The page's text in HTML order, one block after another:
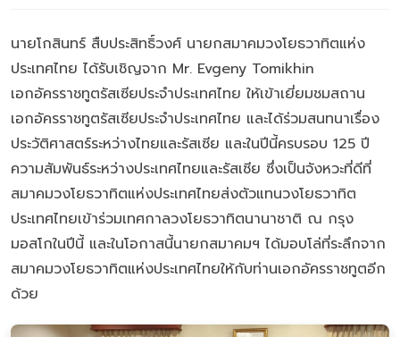
นายโกสินทร์ สืบประสิทธิ์วงศ์ นายกสมาคมวงโยธวาทิตแห่ง
ประเทศไทย ได้รับเชิญจาก Mr. Evgeny Tomikhin
เอกอัครราชทูตรัสเซียประจำประเทศไทย ให้เข้าเยี่ยมชมสถาน
เอกอัครราชทูตรัสเซียประจำประเทศไทย และได้ร่วมสนทนาเรื่อง
ประวัติศาสตร์ระหว่างไทยและรัสเซีย และในปีนี้ครบรอบ 125 ปี
ความสัมพันธ์ระหว่างประเทศไทยและรัสเซีย ซึ่งเป็นจังหวะที่ดีที่
สมาคมวงโยธวาทิตแห่งประเทศไทยส่งตัวแทนวงโยธวาทิต
ประเทศไทยเข้าร่วมเทศกาลวงโยธวาทิตนานาชาติ ณ กรุง
มอสโกในปีนี้ และในโอกาสนี้นายกสมาคมฯ ได้มอบโล่ที่ระลึกจาก
สมาคมวงโยธวาทิตแห่งประเทศไทยให้กับท่านเอกอัครราชทูตอีก
ด้วย